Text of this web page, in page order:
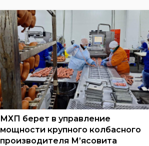
МХП берет в управление
мощности крупного колбасного
производителя М’ясовита